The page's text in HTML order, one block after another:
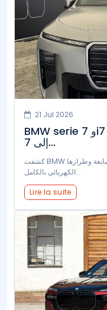
21 Jul 2026
BMW serie 7 وi7 الجديدة (2027): مدى يصل
إلى 7...
كشفت BMW في أوروبا عن النسخة المحدثة من الفئة السابعة وطرازها
الكهربائي بالكامل...
Lire la suite